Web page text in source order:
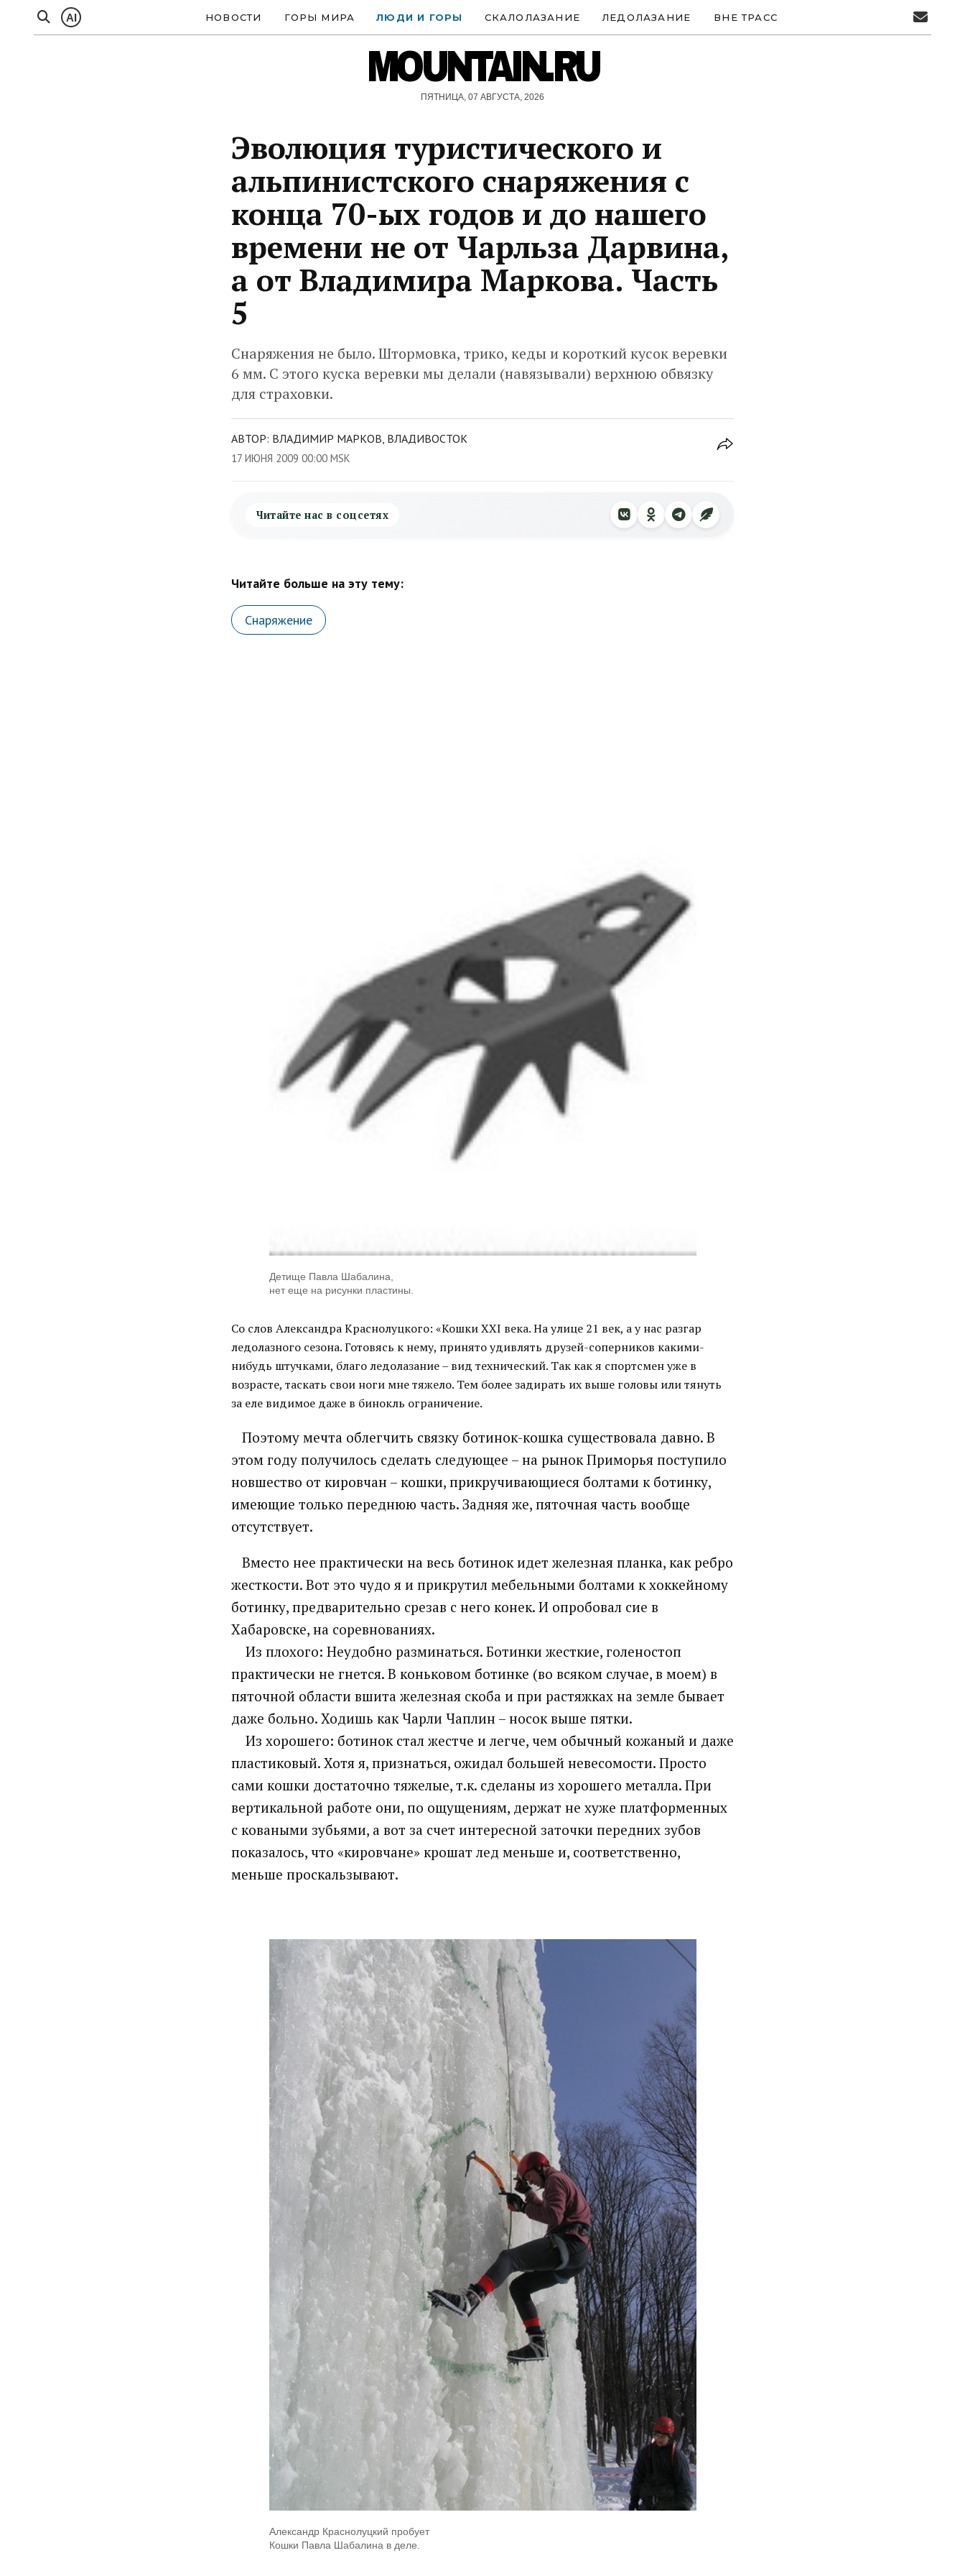
AI НОВОСТИ ГОРЫ МИРА ЛЮДИ И ГОРЫ СКАЛОЛАЗАНИЕ ЛЕДОЛАЗАНИЕ ВНЕ ТРАСС
MOUNTAIN.RU
ПЯТНИЦА, 07 АВГУСТА, 2026
Эволюция туристического и
альпинистского снаряжения с
конца 70-ых годов и до нашего
времени не от Чарльза Дарвина,
а от Владимира Маркова. Часть
5
Снаряжения не было. Штормовка, трико, кеды и короткий кусок веревки
6 мм. С этого куска веревки мы делали (навязывали) верхнюю обвязку
для страховки.
АВТОР: ВЛАДИМИР МАРКОВ, ВЛАДИВОСТОК
17 ИЮНЯ 2009 00:00 MSK
Читайте нас в соцсетях
Читайте больше на эту тему:
Снаряжение
Детище Павла Шабалина,
нет еще на рисунки пластины.
Со слов Александра Краснолуцкого: «Кошки XXI века. На улице 21 век, а у нас разгар
ледолазного сезона. Готовясь к нему, принято удивлять друзей-соперников какими-
нибудь штучками, благо ледолазание – вид технический. Так как я спортсмен уже в
возрасте, таскать свои ноги мне тяжело. Тем более задирать их выше головы или тянуть
за еле видимое даже в бинокль ограничение.
Поэтому мечта облегчить связку ботинок-кошка существовала давно. В
этом году получилось сделать следующее – на рынок Приморья поступило
новшество от кировчан – кошки, прикручивающиеся болтами к ботинку,
имеющие только переднюю часть. Задняя же, пяточная часть вообще
отсутствует.
Вместо нее практически на весь ботинок идет железная планка, как ребро
жесткости. Вот это чудо я и прикрутил мебельными болтами к хоккейному
ботинку, предварительно срезав с него конек. И опробовал сие в
Хабаровске, на соревнованиях.
Из плохого: Неудобно разминаться. Ботинки жесткие, голеностоп
практически не гнется. В коньковом ботинке (во всяком случае, в моем) в
пяточной области вшита железная скоба и при растяжках на земле бывает
даже больно. Ходишь как Чарли Чаплин – носок выше пятки.
Из хорошего: ботинок стал жестче и легче, чем обычный кожаный и даже
пластиковый. Хотя я, признаться, ожидал большей невесомости. Просто
сами кошки достаточно тяжелые, т.к. сделаны из хорошего металла. При
вертикальной работе они, по ощущениям, держат не хуже платформенных
с коваными зубьями, а вот за счет интересной заточки передних зубов
показалось, что «кировчане» крошат лед меньше и, соответственно,
меньше проскальзывают.
Александр Краснолуцкий пробует
Кошки Павла Шабалина в деле.